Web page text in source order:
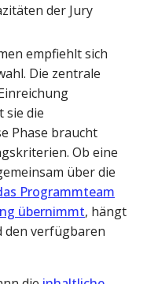
der Jury
empfiehlt sich
Die zentrale
sie die
Phase braucht
Ob eine
über die
Programmteam
übernimmt, hängt
den verfügbaren